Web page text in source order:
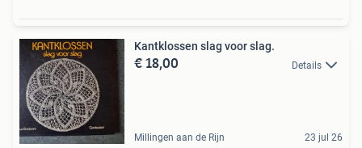
Kantklossen slag voor slag.
€ 18,00 Details
Millingen aan de Rijn 23 jul 26